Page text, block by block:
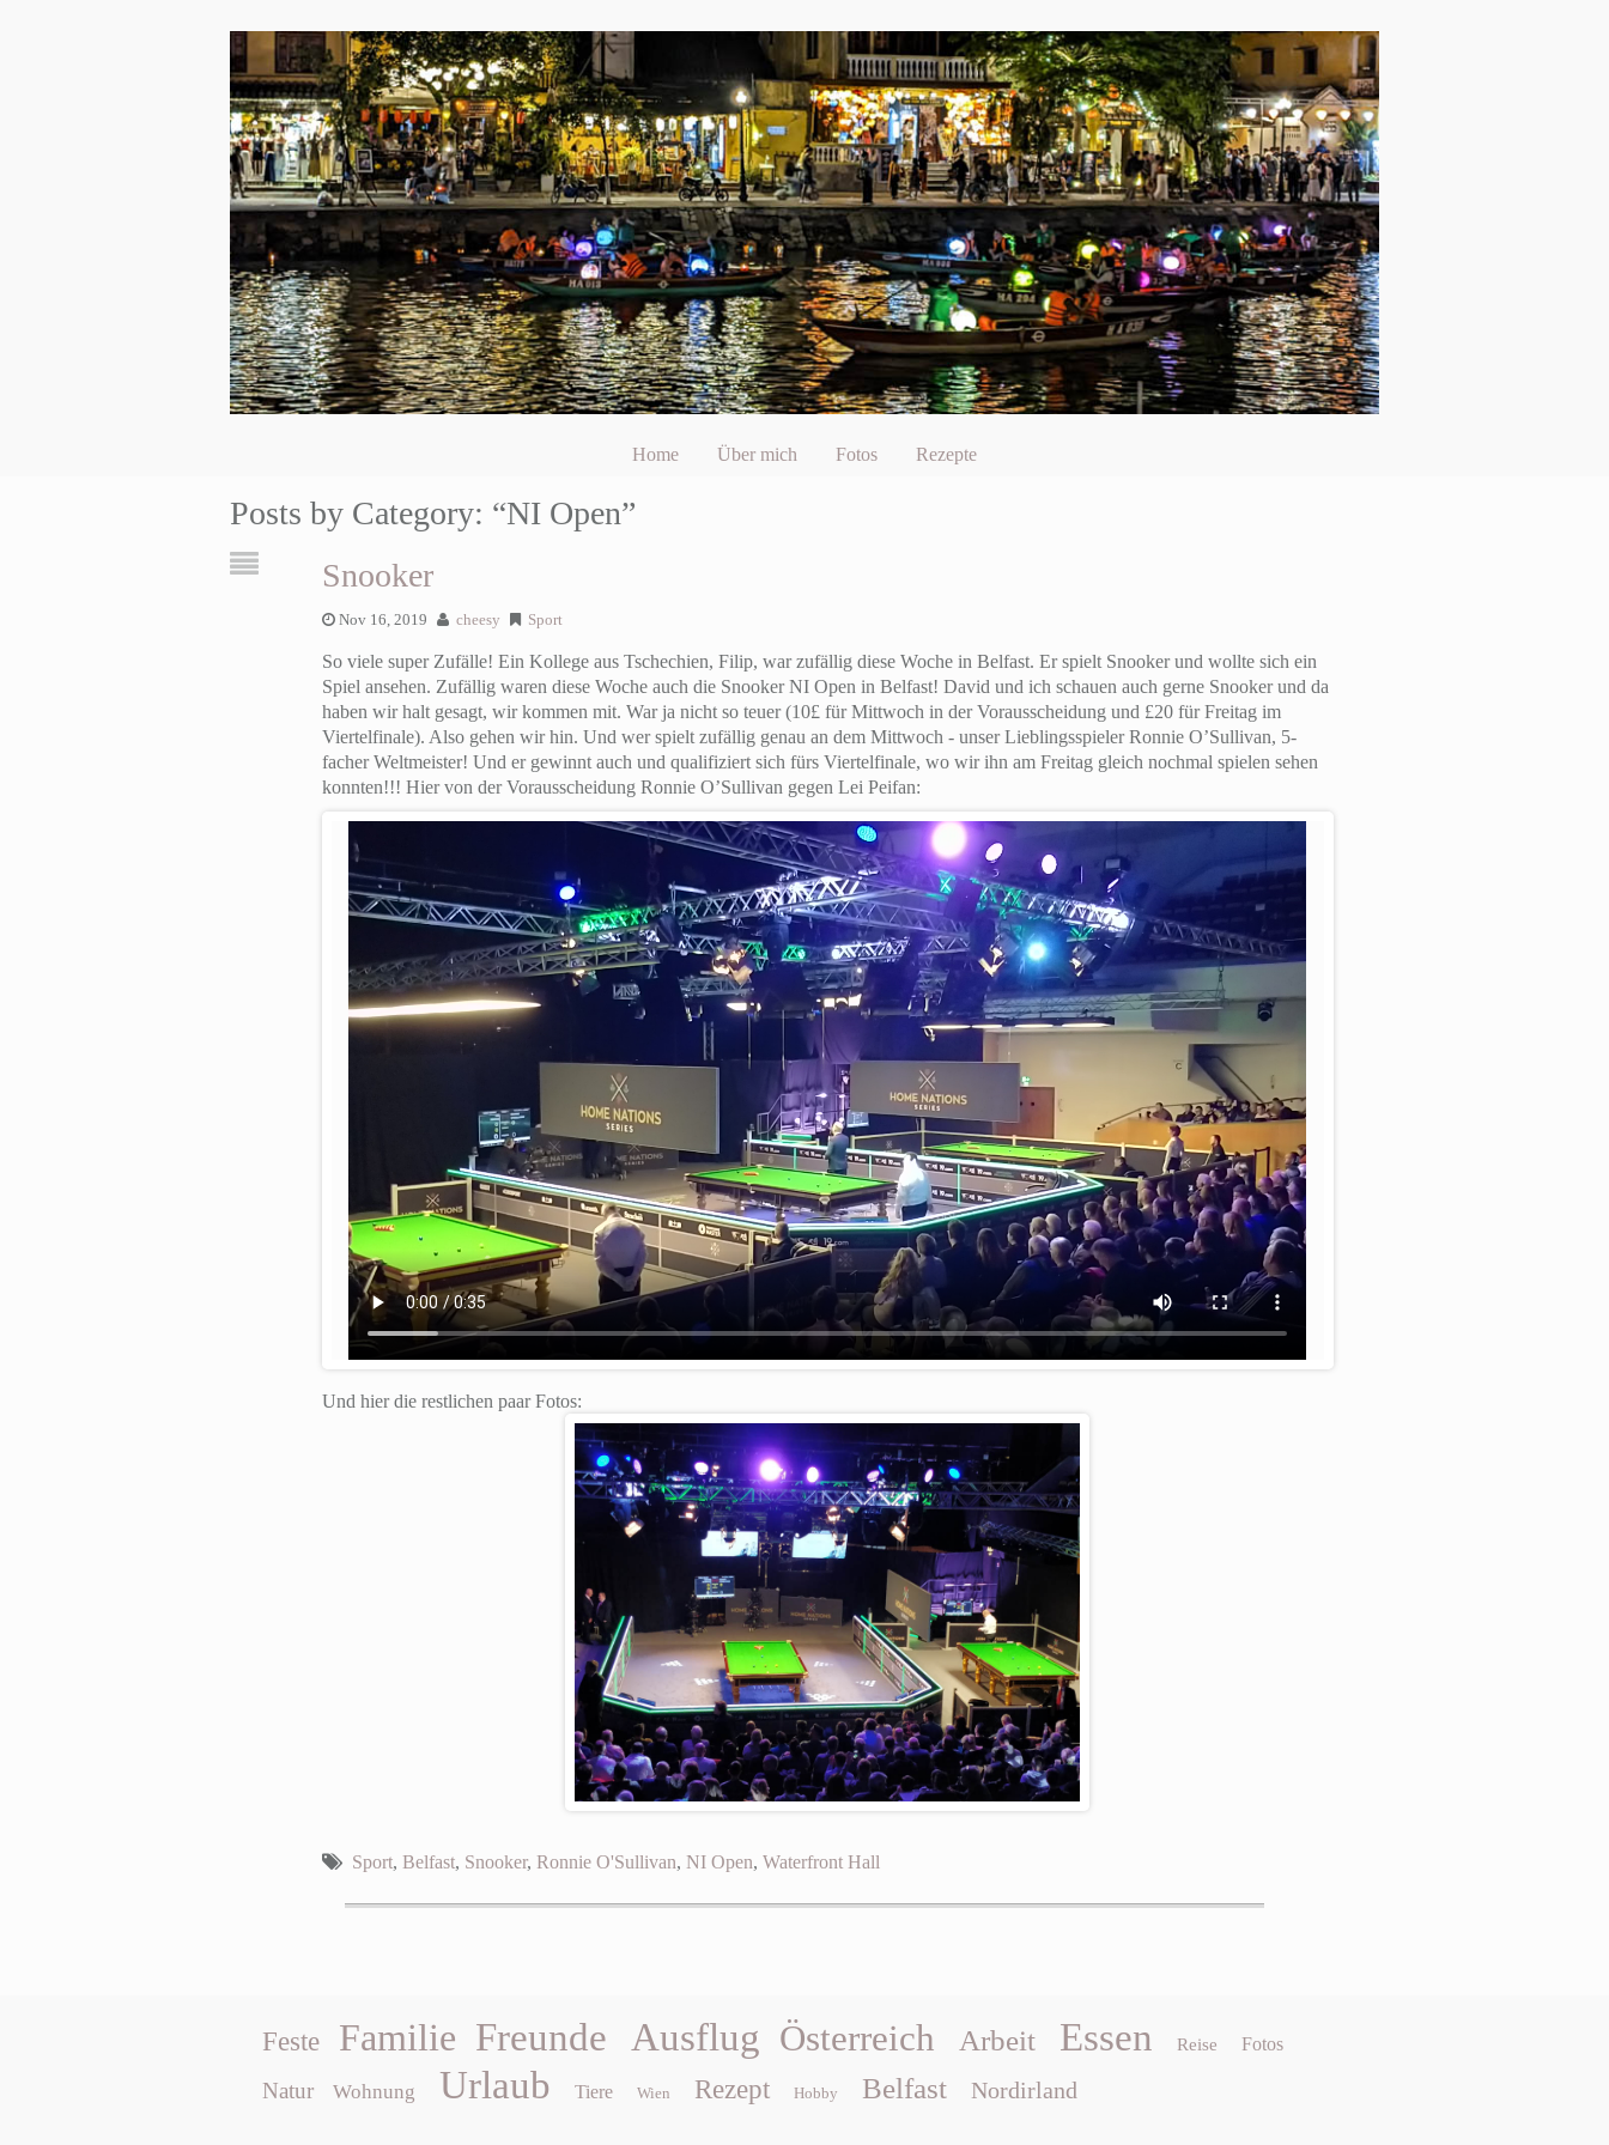
Home Über mich Fotos Rezepte
Posts by Category: “NI Open”
Snooker
Nov 16, 2019 cheesy Sport
So viele super Zufälle! Ein Kollege aus Tschechien, Filip, war zufällig diese Woche in Belfast. Er spielt Snooker und wollte sich ein
Spiel ansehen. Zufällig waren diese Woche auch die Snooker NI Open in Belfast! David und ich schauen auch gerne Snooker und da
haben wir halt gesagt, wir kommen mit. War ja nicht so teuer (10£ für Mittwoch in der Vorausscheidung und £20 für Freitag im
Viertelfinale). Also gehen wir hin. Und wer spielt zufällig genau an dem Mittwoch - unser Lieblingsspieler Ronnie O’Sullivan, 5-
facher Weltmeister! Und er gewinnt auch und qualifiziert sich fürs Viertelfinale, wo wir ihn am Freitag gleich nochmal spielen sehen
konnten!!! Hier von der Vorausscheidung Ronnie O’Sullivan gegen Lei Peifan:
Und hier die restlichen paar Fotos:
Sport, Belfast, Snooker, Ronnie O'Sullivan, NI Open, Waterfront Hall
Feste Familie Freunde Ausflug Österreich Arbeit Essen Reise Fotos
Natur Wohnung Urlaub Tiere Wien Rezept Hobby Belfast Nordirland